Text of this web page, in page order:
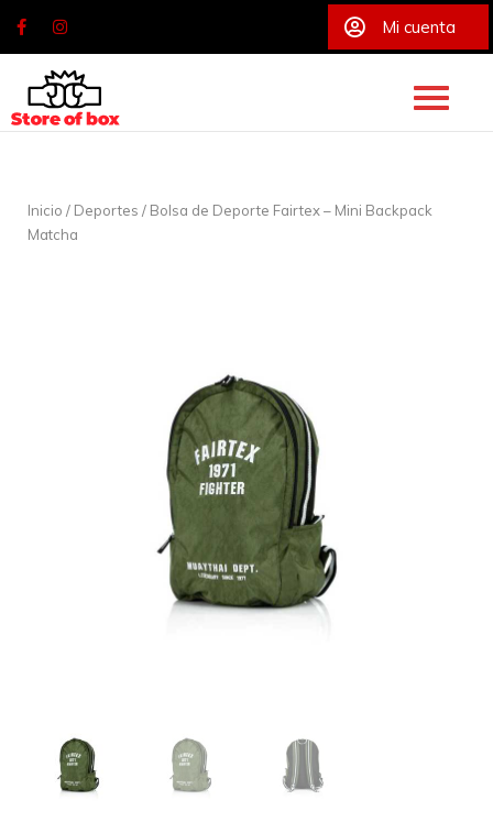
Mi cuenta
content
Inicio / Deportes / Bolsa de Deporte Fairtex – Mini Backpack
Matcha